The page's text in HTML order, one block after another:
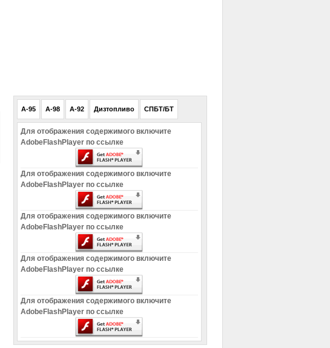
A-95 A-98 A-92 Дизтопливо СПБТ/БТ
Для отображения содержимого включите
AdobeFlashPlayer по ссылке
Для отображения содержимого включите
AdobeFlashPlayer по ссылке
Для отображения содержимого включите
AdobeFlashPlayer по ссылке
Для отображения содержимого включите
AdobeFlashPlayer по ссылке
Для отображения содержимого включите
AdobeFlashPlayer по ссылке